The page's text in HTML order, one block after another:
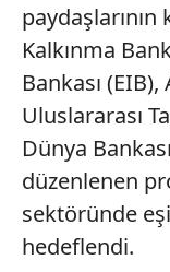
paydaşlarının
Kalkınma
Bankası
Uluslararası
Dünya
düzenlenen
sektöründe
hedeflendi.